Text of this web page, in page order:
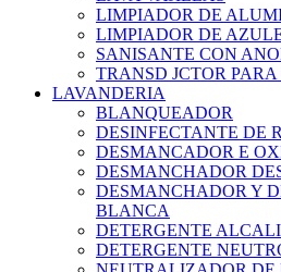
LIMPIADOR DE
LIMPIADOR DE
SANISANTE CON
TRANSD JCTOR
LAVANDERIA
BLANQUEADOR
DESINFECTANTE DE
DESMANCADOR E
DESMANCHADOR
DESMANCHADOR Y
BLANCA
DETERGENTE
DETERGENTE